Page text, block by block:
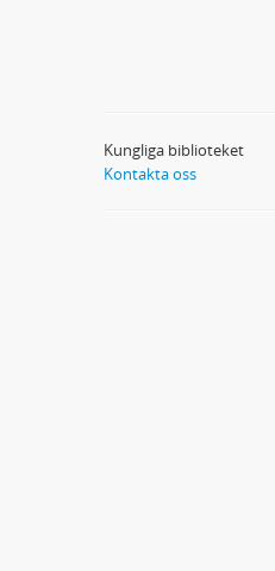
Kungliga biblioteket
Kontakta oss